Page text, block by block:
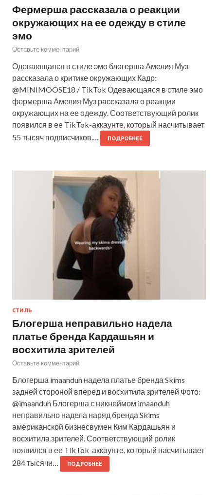
Фермерша рассказала о реакции
окружающих на ее одежду в стиле
эмо
Оставьте комментарий
Одевающаяся в стиле эмо блогерша Амелия Муз
рассказала о критике окружающих Кадр:
@MINIMOOSE18 / TikTok Одевающаяся в стиле эмо
фермерша Амелия Муз рассказала о реакции
окружающих на ее одежду. Соответствующий ролик
появился в ее TikTok-аккаунте, который насчитывает
55 тысяч подписчиков.…
ПОДРОБНЕЕ
СТИЛЬ
Блогерша неправильно надела
платье бренда Кардашьян и
восхитила зрителей
Оставьте комментарий
Блогерша imaanduh надела платье бренда Skims
задней стороной вперед и восхитила зрителей Фото:
@imaanduh Блогерша с никнеймом imaanduh
неправильно надела наряд бренда Skims
американской бизнесвумен Ким Кардашьян и
восхитила зрителей. Соответствующий ролик
появился в ее TikTok-аккаунте, который насчитывает
284 тысячи…
ПОДРОБНЕЕ